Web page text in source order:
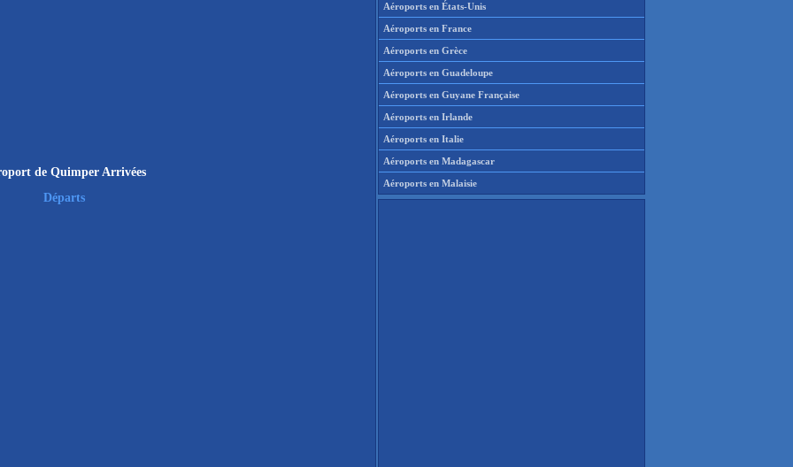
de Quimper Arrivées
Départs
Aéroports en États-Unis
Aéroports en France
Aéroports en Grèce
Aéroports en Guadeloupe
Aéroports en Guyane Française
Aéroports en Irlande
Aéroports en Italie
Aéroports en Madagascar
Aéroports en Malaisie